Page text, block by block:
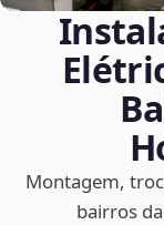
Montagem,
bairros